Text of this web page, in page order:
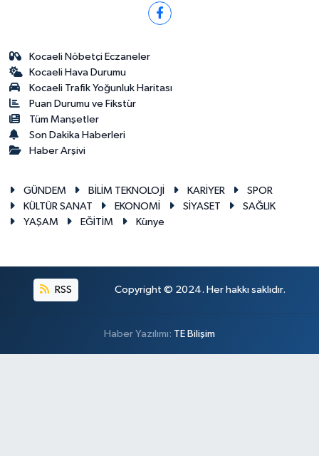
Kocaeli Nöbetçi Eczaneler
Kocaeli Hava Durumu
Kocaeli Trafik Yoğunluk Haritası
Puan Durumu ve Fikstür
Tüm Manşetler
Son Dakika Haberleri
Haber Arşivi
GÜNDEM BİLİM TEKNOLOJİ KARİYER
SPOR
KÜLTÜR SANAT
EKONOMİ SİYASET
SAĞLIK
YAŞAM
EĞİTİM Künye
RSS Copyright © 2024. Her hakkı saklıdır.
Haber Yazılımı: TE Bilişim